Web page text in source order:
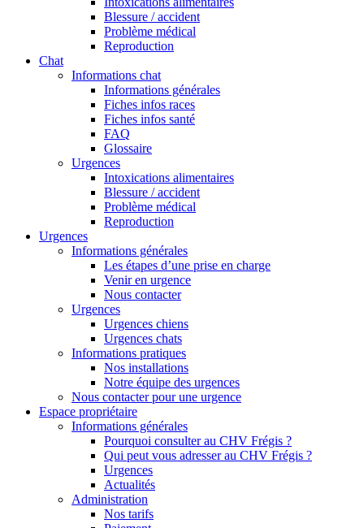
Blessure / accident
Problème médical
Reproduction
Chat
Informations chat
Informations générales
Fiches infos races
Fiches infos santé
FAQ
Glossaire
Urgences
Intoxications alimentaires
Blessure / accident
Problème médical
Reproduction
Urgences
Informations générales
Les étapes d’une prise en charge
Venir en urgence
Nous contacter
Urgences
Urgences chiens
Urgences chats
Informations pratiques
Nos installations
Notre équipe des urgences
Nous contacter pour une urgence
Espace propriétaire
Informations générales
Pourquoi consulter au CHV Frégis ?
Qui peut vous adresser au CHV Frégis ?
Urgences
Actualités
Administration
Nos tarifs